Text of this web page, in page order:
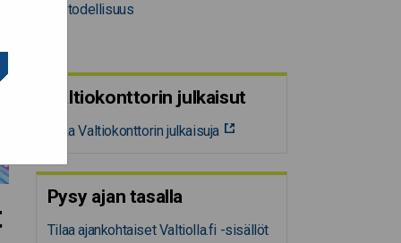
todellisuus
Valtiokonttorin julkaisut
Tilaa Valtiokonttorin julkaisuja
Pysy ajan tasalla
Tilaa ajankohtaiset Valtiolla.fi -sisällöt